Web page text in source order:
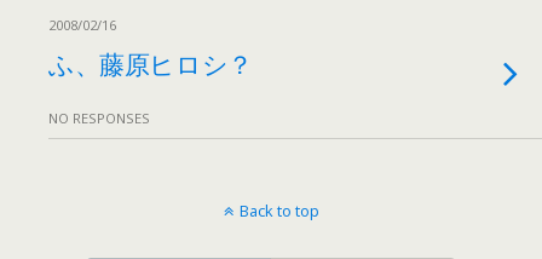
2008/02/16
ふ、藤原ヒロシ？
NO RESPONSES
Back to top